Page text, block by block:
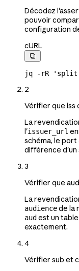
Décodez
pouvoir
configuration
cURL

jq -rR
2
Vérifier que iss
La
l'issuer_url
schéma, le
différence d'un
3
Vérifier que
La
audiencede la
aud est un
exactement.
4
Vérifier sub et